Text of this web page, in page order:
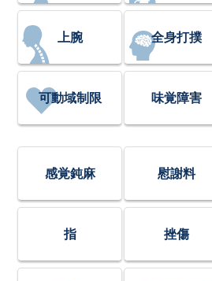
上腕 全身打撲
可動域制限 味覚障害
感覚鈍麻 慰謝料
指 挫傷